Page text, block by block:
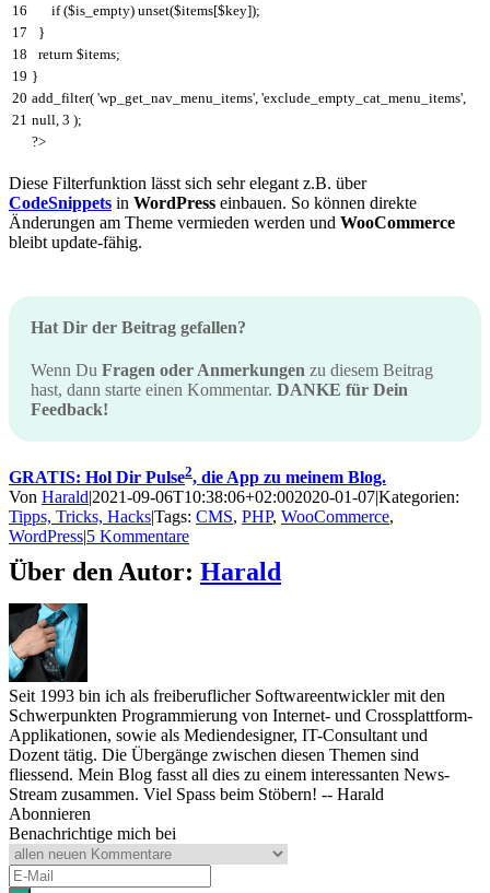
16
17
18
19
20
21
if ($is_empty) unset($items[$key]);
}
return $items;
}
add_filter( 'wp_get_nav_menu_items' 'exclude_empty_cat_menu_items'
null 3 );
?>
Diese Filterfunktion lässt sich sehr elegant z.B. über
CodeSnippets in WordPress einbauen. So können direkte
Änderungen am Theme vermieden werden und WooCommerce
bleibt update-fähig.
Hat Dir der Beitrag gefallen?
Wenn Du Fragen oder Anmerkungen zu diesem Beitrag
hast, dann starte einen Kommentar. DANKE für Dein
Feedback!
GRATIS: Hol Dir Pulse2, die App zu meinem Blog.
Von Harald|2021-09-06T10:38:06+02:002020-01-07|Kategorien:
Tipps, Tricks, Hacks|Tags: CMS, PHP, WooCommerce,
WordPress|5 Kommentare
Über den Autor: Harald
Seit 1993 bin ich als freiberuflicher Softwareentwickler mit den
Schwerpunkten Programmierung von Internet- und Crossplattform-
Applikationen, sowie als Mediendesigner, IT-Consultant und
Dozent tätig. Die Übergänge zwischen diesen Themen sind
fliessend. Mein Blog fasst all dies zu einem interessanten News-
Stream zusammen. Viel Spass beim Stöbern! -- Harald
Abonnieren
Benachrichtige mich bei